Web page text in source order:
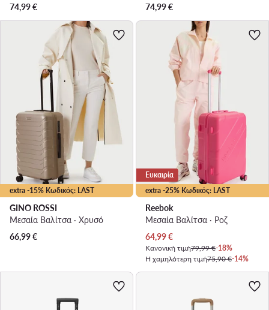
74,99€ 74,99€
extra -15% Κωδικός: LAST
GINO ROSSI
Μεσαία Βαλίτσα · Χρυσό
66,99€
extra -25% Κωδικός: LAST
Ευκαιρία
Reebok
Μεσαία Βαλίτσα · Ροζ
Τρέχουσα τιμή
64,99€
Κανονική τιμή79,99 €-18%
Η χαμηλότερη τιμή75,90 €-14%